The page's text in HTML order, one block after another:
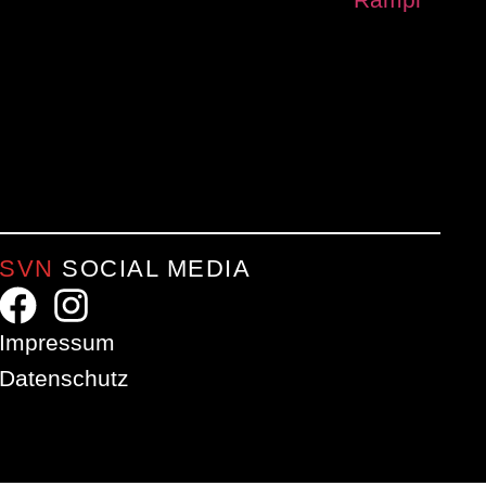
SVN SOCIAL MEDIA
Impressum
Datenschutz